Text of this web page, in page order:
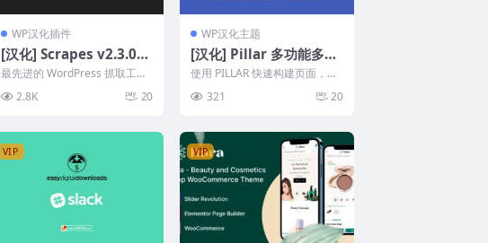
WP汉化插件
[汉化] Scrapes v2.3.0
自动内容采集内容爬虫W
最先进的 WordPress 抓取工具
觉选择器自动从...
2.8K 20
WP汉化主题
[汉化] Pillar 多功能多用
途 WordPress 企业主题
使用 PILLAR 快速构建页面，这
功能多用途 Wo...
321 20
VIP VIP